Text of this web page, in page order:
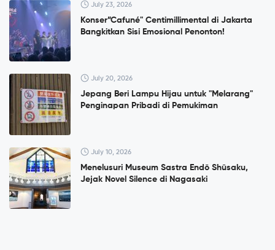
July 23, 2026
Konser”Cafuné" Centimillimental di Jakarta
Bangkitkan Sisi Emosional Penonton!
July 20, 2026
Jepang Beri Lampu Hijau untuk "Melarang"
Penginapan Pribadi di Pemukiman
July 10, 2026
Menelusuri Museum Sastra Endō Shūsaku,
Jejak Novel Silence di Nagasaki